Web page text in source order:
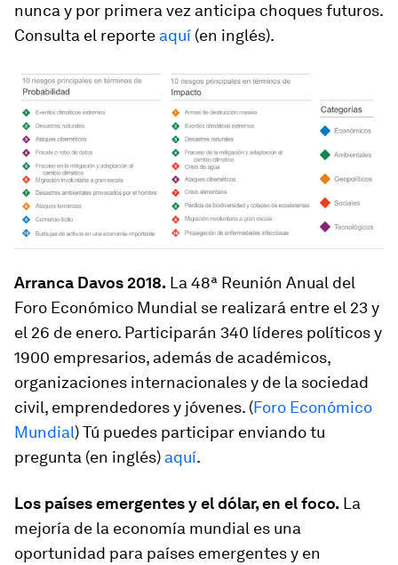
nunca y por primera vez anticipa choques futuros.
Consulta el reporte aquí (en inglés).
Arranca Davos 2018. La 48ª Reunión Anual del
Foro Económico Mundial se realizará entre el 23 y
el 26 de enero. Participarán 340 líderes políticos y
1900 empresarios, además de académicos,
organizaciones internacionales y de la sociedad
civil, emprendedores y jóvenes. (Foro Económico
Mundial) Tú puedes participar enviando tu
pregunta (en inglés) aquí.
Los países emergentes y el dólar, en el foco. La
mejoría de la economía mundial es una
oportunidad para países emergentes y en